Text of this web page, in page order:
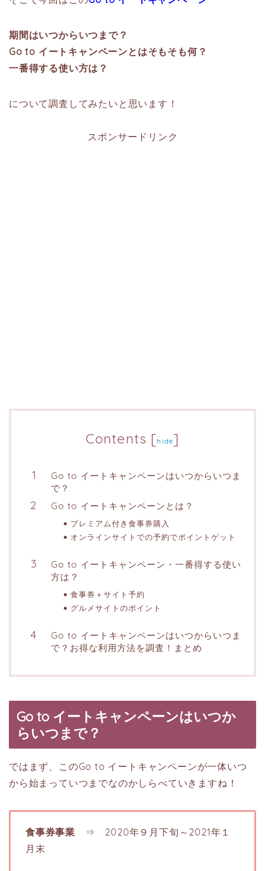
期間はいつからいつまで？
Go to イートキャンペーンとはそもそも何？
一番得する使い方は？
について調査してみたいと思います！
スポンサードリンク
Contents [hide]
Go to イートキャンペーンはいつからいつま
で？
Go to イートキャンペーンとは？
プレミアム付き食事券購入
オンラインサイトでの予約でポイントゲット
Go to イートキャンペーン・一番得する使い
方は？
食事券＋サイト予約
グルメサイトのポイント
Go to イートキャンペーンはいつからいつま
で？お得な利用方法を調査！まとめ
Go to イートキャンペーンはいつか
らいつまで？
ではまず、このGo to イートキャンペーンが一体いつ
から始まっていつまでなのかしらべていきますね！
食事券事業 ⇒ 2020年９月下旬～2021年１
月末